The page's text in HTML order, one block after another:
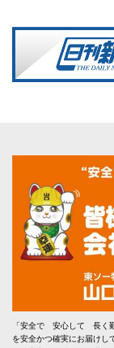
「安全で 安心して 長く
を安全かつ確実にお届けし